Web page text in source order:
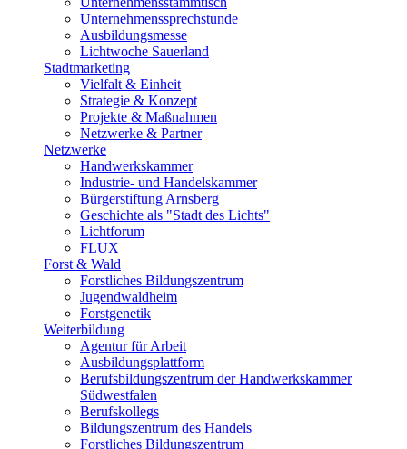
Unternehmenssprechstunde
Ausbildungsmesse
Lichtwoche Sauerland
Stadtmarketing
Vielfalt & Einheit
Strategie & Konzept
Projekte & Maßnahmen
Netzwerke & Partner
Netzwerke
Handwerkskammer
Industrie- und Handelskammer
Bürgerstiftung Arnsberg
Geschichte als "Stadt des Lichts"
Lichtforum
FLUX
Forst & Wald
Forstliches Bildungszentrum
Jugendwaldheim
Forstgenetik
Weiterbildung
Agentur für Arbeit
Ausbildungsplattform
Berufsbildungszentrum der Handwerkskammer
Südwestfalen
Berufskollegs
Bildungszentrum des Handels
Forstliches Bildungszentrum